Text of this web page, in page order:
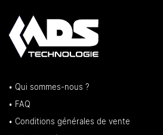
• Qui sommes-nous ?
• FAQ
• Conditions générales de vente